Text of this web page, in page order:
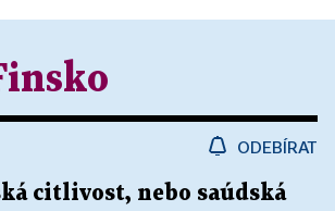
ODEBÍRAT
citlivost, nebo saúdská